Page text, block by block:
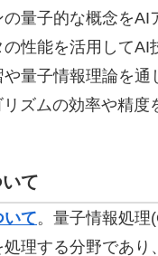
量子的な概念をAI
性能を活用して
量子情報理論を
ズムの効率や精度
て
いて。量子情報処理
理する分野であ